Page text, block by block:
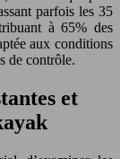
parfois les 35
à 65% des
aux conditions
de contrôle.
et